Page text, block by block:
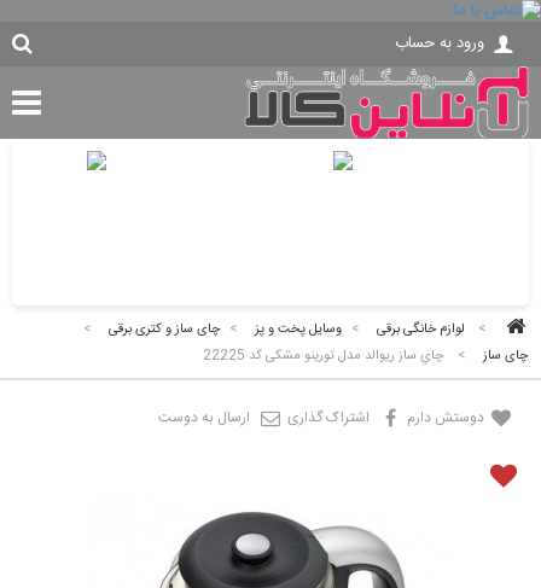
ورود به حساب
> لوازم خانگی برقی > وسایل پخت و پز > چای ساز و کتری برقی
>
چای ساز
> چاي ساز ریوالد مدل تورينو مشکی کد 22225
دوستش دارم اشتراک گذاری ارسال به دوست